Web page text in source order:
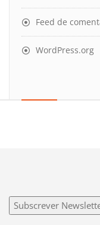
Feed de
WordPress.org
Subscrever